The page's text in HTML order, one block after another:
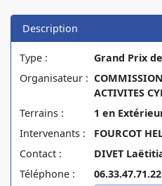
Description
Type :
Grand Prix
Organisateur :
ACTIVITES
Terrains :
1 en
Intervenants :
FOURCOT
Contact :
DIVET
Téléphone :
06.33.47.71.22